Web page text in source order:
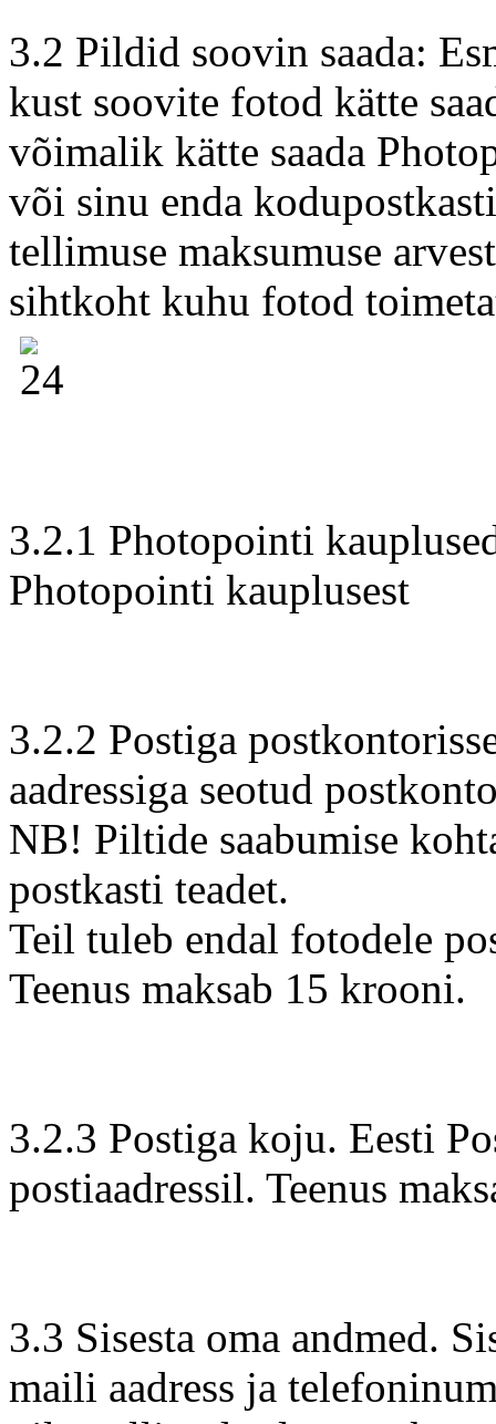
3.2 Pildid soovin saada:
kust soovite fotod kätte
võimalik kätte saada
või sinu enda
tellimuse maksumuse
sihtkoht kuhu fotod
3.2.1 Photopointi
Photopointi kauplusest
3.2.2 Postiga
aadressiga seotud
NB! Piltide saabumise
postkasti teadet.
Teil tuleb endal fotodele
Teenus maksab 15 krooni.
3.2.3 Postiga koju. Eesti
postiaadressil. Teenus
3.3 Sisesta oma andmed.
maili aadress ja